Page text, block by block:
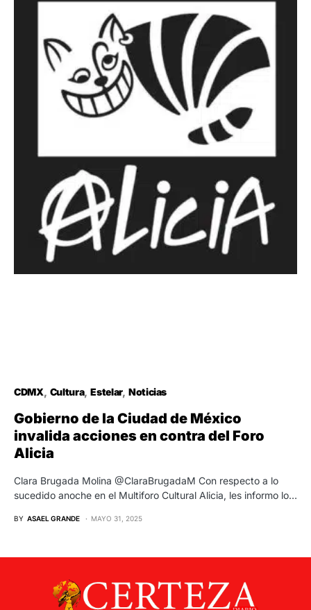
CDMX Cultura Estelar Noticias
Gobierno de la Ciudad de México
invalida acciones en contra del Foro
Alicia
Clara Brugada Molina @ClaraBrugadaM Con respecto a lo
sucedido anoche en el Multiforo Cultural Alicia, les informo lo…
BY ASAEL GRANDE MAYO 31, 2025